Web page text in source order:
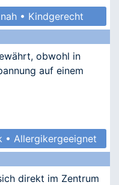
• Kindgerecht
obwohl in
auf einem
• Allergikergeeignet
direkt im Zentrum